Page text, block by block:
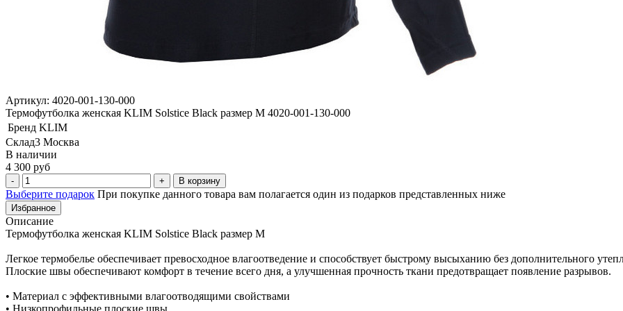
Артикул: 4020-001-130-000
Термофутболка женская KLIM Solstice Black размер M 4020-001-130-000
Бренд KLIM
Склад3 Москва
В наличии
4 300 руб
В корзину
Выберите подарок При покупке данного товара вам полагается один из подарков представленных ниже
Избранное
Описание
Термофутболка женская KLIM Solstice Black размер M
Легкое термобелье обеспечивает превосходное влагоотведение и способствует быстрому высыханию без дополнительного
Плоские швы обеспечивают комфорт в течение всего дня, а улучшенная прочность ткани предотвращает появление разрывов.
• Материал с эффективными влагоотводящими свойствами
• Низкопрофильные плоские швы